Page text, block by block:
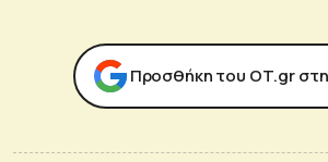
Προσθήκη του ΟΤ.gr